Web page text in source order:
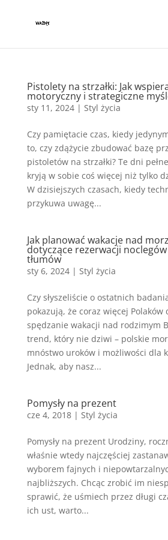
Pistolety na strzałki: Jak
motoryczny i strategiczne
sty 11, 2024| Styl życia
Czy pamiętacie czas, kiedy
to, czy zdążycie zbudować bazę
pistoletów na strzałki? Te dni
kryją w sobie coś więcej niż tylko
W dzisiejszych czasach, kiedy
przykuwa uwagę...
Jak planować wakacje nad
dotyczące rezerwacji
tłumów
sty 6, 2024| Styl życia
Czy słyszeliście o ostatnich
pokazują, że coraz więcej Polaków
spędzanie wakacji nad rodzimym
trend, który nie dziwi – polskie
mnóstwo uroków i możliwości dla
Jednak, aby nasz...
Pomysły na prezent
cze 4, 2018| Styl życia
Pomysły na prezent Urodziny,
właśnie wtedy najczęściej
wyborem fajnych i
najbliższych. Chcąc zrobić im
sprawić, że uśmiech przez długi
ich ust, warto...